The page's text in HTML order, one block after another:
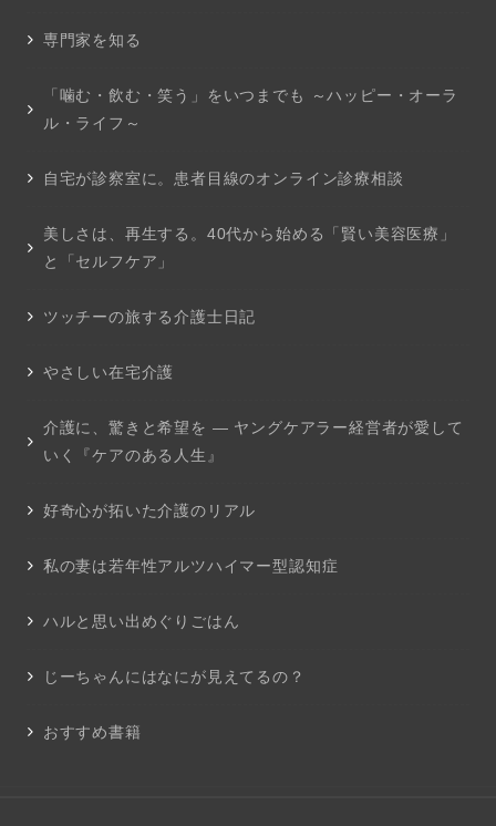
専門家を知る
「噛む・飲む・笑う」をいつまでも ～ハッピー・オーラ
ル・ライフ～
自宅が診察室に。患者目線のオンライン診療相談
美しさは、再生する。40代から始める「賢い美容医療」
と「セルフケア」
ツッチーの旅する介護士日記
やさしい在宅介護
介護に、驚きと希望を ― ヤングケアラー経営者が愛して
いく『ケアのある人生』
好奇心が拓いた介護のリアル
私の妻は若年性アルツハイマー型認知症
ハルと思い出めぐりごはん
じーちゃんにはなにが見えてるの？
おすすめ書籍